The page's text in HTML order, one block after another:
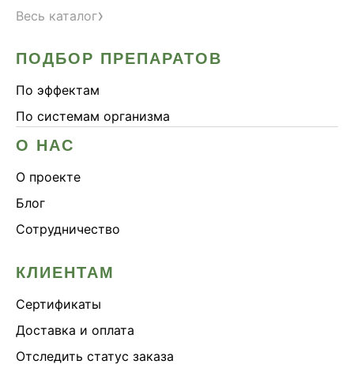
Весь каталог›
ПОДБОР ПРЕПАРАТОВ
По эффектам
По системам организма
О НАС
О проекте
Блог
Сотрудничество
КЛИЕНТАМ
Сертификаты
Доставка и оплата
Отследить статус заказа